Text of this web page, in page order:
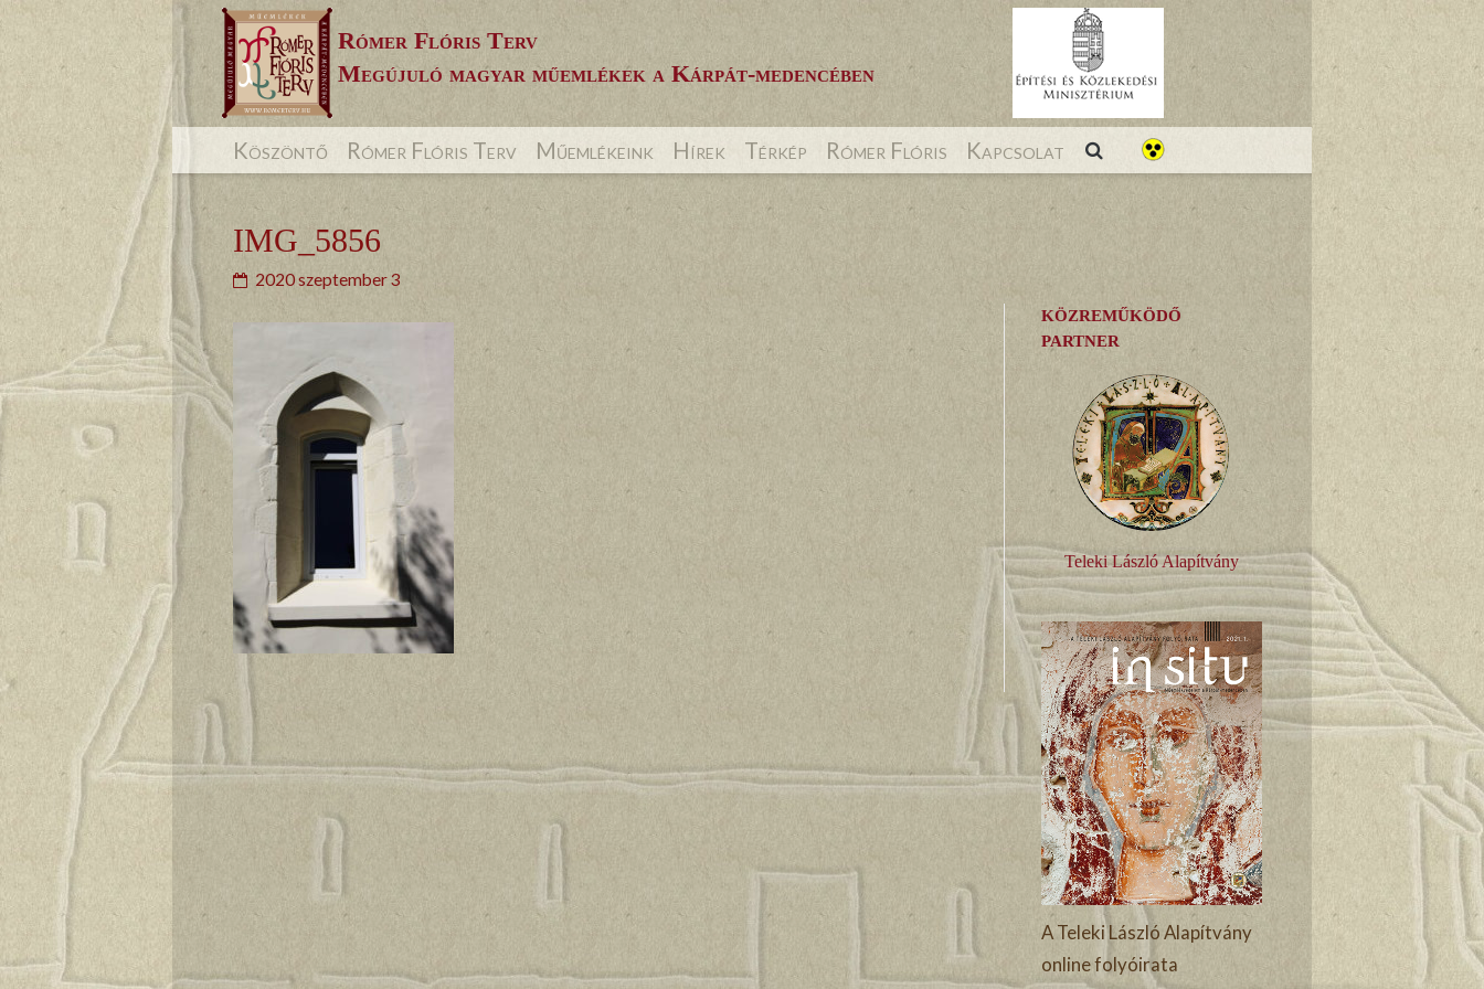
Skip
content
Rómer Flóris Terv
Megújuló magyar műemlékek a Kárpát-medencében
Köszöntő Rómer Flóris Terv Műemlékeink Hírek Térkép Rómer Flóris Kapcsolat
IMG_5856
2020 szeptember 3
KÖZREMŰKÖDŐ
PARTNER
Teleki László Alapítvány
A Teleki László Alapítvány
online folyóirata